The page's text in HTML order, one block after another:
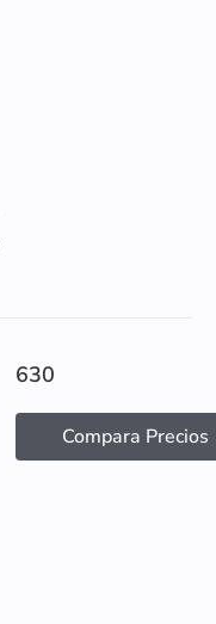
630
Compara Precios